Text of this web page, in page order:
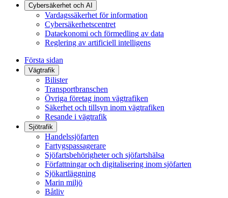
Cybersäkerhet och AI
Vardagssäkerhet för information
Cybersäkerhetscentret
Dataekonomi och förmedling av data
Reglering av artificiell intelligens
Första sidan
Vägtrafik
Bilister
Transportbranschen
Övriga företag inom vägtrafiken
Säkerhet och tillsyn inom vägtrafiken
Resande i vägtrafik
Sjötrafik
Handelssjöfarten
Fartygspassagerare
Sjöfartsbehörigheter och sjöfartshälsa
Författningar och digitalisering inom sjöfarten
Sjökartläggning
Marin miljö
Båtliv